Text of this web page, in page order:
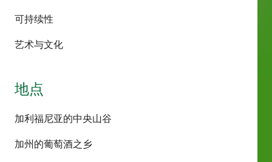
可持续性
艺术与文化
地点
加利福尼亚的中央山谷
加州的葡萄酒之乡